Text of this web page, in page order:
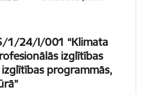
1/24/I/001 “Klimata
izglītības
programmās,